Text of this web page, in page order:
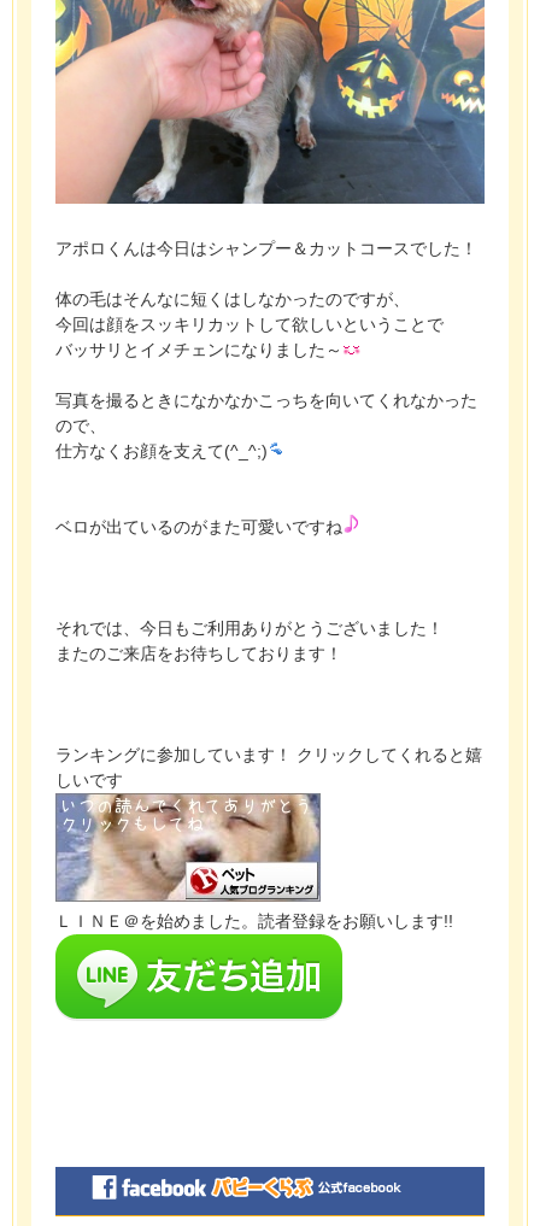
アポロくんは今日はシャンプー＆カットコースでした！
体の毛はそんなに短くはしなかったのですが、
今回は顔をスッキリカットして欲しいということで
バッサリとイメチェンになりました～
写真を撮るときになかなかこっちを向いてくれなかった
ので、
仕方なくお顔を支えて(^_^;)
ベロが出ているのがまた可愛いですね
それでは、今日もご利用ありがとうございました！
またのご来店をお待ちしております！
ランキングに参加しています！ クリックしてくれると嬉
しいです
ＬＩＮＥ＠を始めました。読者登録をお願いします!!